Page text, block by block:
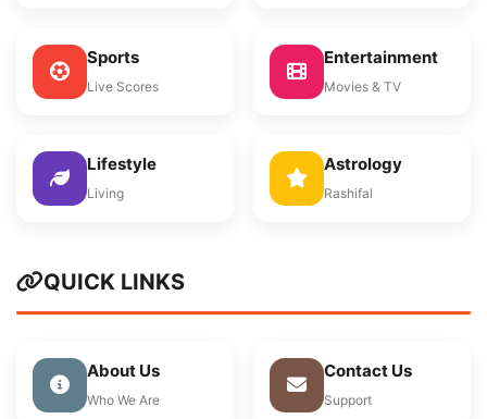
Sports
Live Scores
Entertainment
Movies & TV
Lifestyle
Living
Astrology
Rashifal
QUICK LINKS
About Us
Who We Are
Contact Us
Support